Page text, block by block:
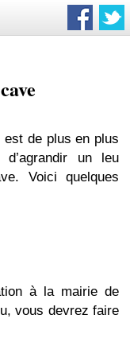
de plus en plus
un leu
Voici quelques
à la mairie de
vous devrez faire